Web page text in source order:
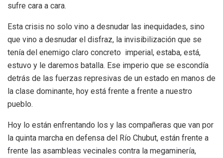
sufre cara a cara.
Esta crisis no solo vino a desnudar las inequidades, sino
que vino a desnudar el disfraz, la invisibilización que se
tenía del enemigo claro concreto imperial, estaba, está,
estuvo y le daremos batalla. Ese imperio que se escondía
detrás de las fuerzas represivas de un estado en manos de
la clase dominante, hoy está frente a frente a nuestro
pueblo.
Hoy lo están enfrentando los y las compañeras que van por
la quinta marcha en defensa del Río Chubut, están frente a
frente las asambleas vecinales contra la megaminería,